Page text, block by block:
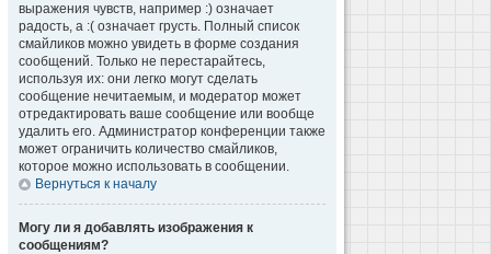
выражения чувств, например :) означает
радость, а :( означает грусть. Полный список
смайликов можно увидеть в форме создания
сообщений. Только не перестарайтесь,
используя их: они легко могут сделать
сообщение нечитаемым, и модератор может
отредактировать ваше сообщение или вообще
удалить его. Администратор конференции также
может ограничить количество смайликов,
которое можно использовать в сообщении.
Вернуться к началу
Могу ли я добавлять изображения к
сообщениям?